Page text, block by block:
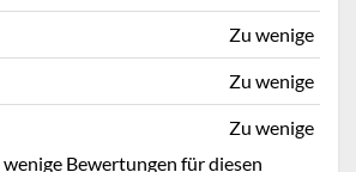
Zu wenige
Zu wenige
Zu wenige
wenige Bewertungen für diesen